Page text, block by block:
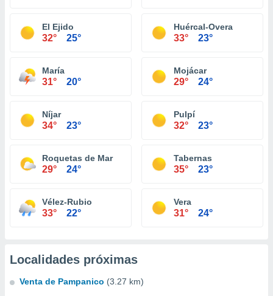
El Ejido
32° 25°
Huércal-Overa
33° 23°
María
31° 20°
Mojácar
29° 24°
Níjar
34° 23°
Pulpí
32° 23°
Roquetas de Mar
29° 24°
Tabernas
35° 23°
Vélez-Rubio
33° 22°
Vera
31° 24°
Localidades próximas
Venta de Pampanico (3.27 km)